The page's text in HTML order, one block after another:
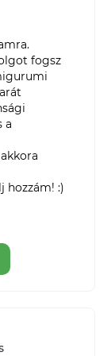
fogsz
a
hozzám! :)